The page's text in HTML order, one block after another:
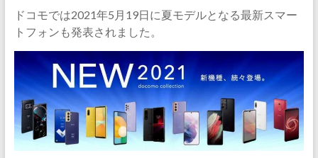
ドコモでは2021年5月19日に夏モデルとなる最新スマー
トフォンも発表されました。